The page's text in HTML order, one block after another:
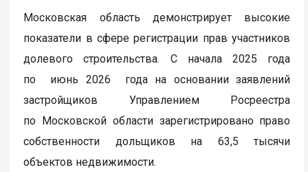
Московская область демонстрирует высокие
показатели в сфере регистрации прав участников
долевого строительства. С начала 2025 года
по июнь 2026 года на основании заявлений
застройщиков Управлением Росреестра
по Московской области зарегистрировано право
собственности дольщиков на 63,5 тысячи
объектов недвижимости.